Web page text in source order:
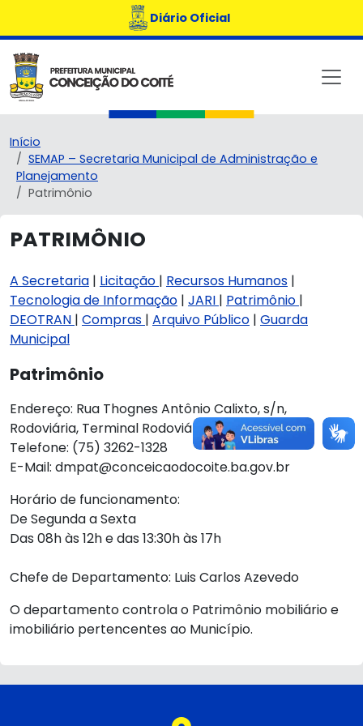
Diário Oficial
Início
SEMAP – Secretaria Municipal de Administração e
Planejamento
Patrimônio
PATRIMÔNIO
A Secretaria | Licitação | Recursos Humanos |
Tecnologia de Informação | JARI | Patrimônio |
DEOTRAN | Compras | Arquivo Público | Guarda
Municipal
Patrimônio
Endereço: Rua Thognes Antônio Calixto, s/n,
Rodoviária, Terminal Rodoviário
Telefone: (75) 3262-1328
E-Mail: dmpat@conceicaodocoite.ba.gov.br
Horário de funcionamento:
De Segunda a Sexta
Das 08h às 12h e das 13:30h às 17h
Chefe de Departamento: Luis Carlos Azevedo
O departamento controla o Patrimônio mobiliário e
imobiliário pertencentes ao Município.